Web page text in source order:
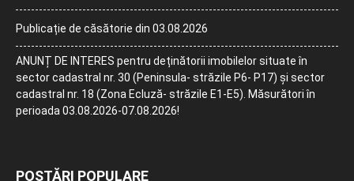
Publicație de căsătorie din 03.08.2026
ANUNȚ DE INTERES pentru deținătorii imobilelor situate în
sector cadastral nr. 30 (Peninsula- străzile P6- P17) și sector
cadastral nr. 18 (Zona Ecluză- străzile E1-E5). Măsurători în
perioada 03.08.2026-07.08.2026!
POSTĂRI POPULARE